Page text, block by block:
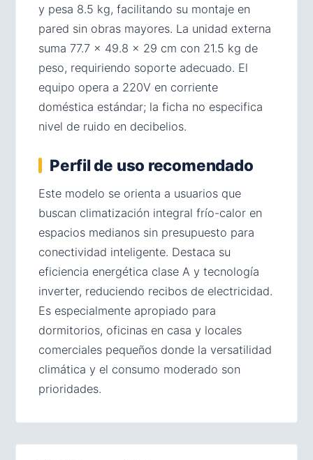
y pesa 8.5 kg, facilitando su montaje en
pared sin obras mayores. La unidad externa
suma 77.7 × 49.8 × 29 cm con 21.5 kg de
peso, requiriendo soporte adecuado. El
equipo opera a 220V en corriente
doméstica estándar; la ficha no especifica
nivel de ruido en decibelios.
Perfil de uso recomendado
Este modelo se orienta a usuarios que
buscan climatización integral frío-calor en
espacios medianos sin presupuesto para
conectividad inteligente. Destaca su
eficiencia energética clase A y tecnología
inverter, reduciendo recibos de electricidad.
Es especialmente apropiado para
dormitorios, oficinas en casa y locales
comerciales pequeños donde la versatilidad
climática y el consumo moderado son
prioridades.